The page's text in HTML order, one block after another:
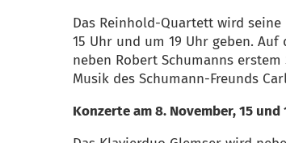
Das Reinhold-Quartett wird seine
15 Uhr und um 19 Uhr geben.
neben Robert Schumanns
Musik des Schumann-Freunds
Konzerte am 8. November, 15 und